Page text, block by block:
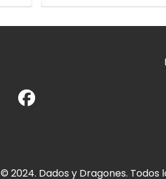
© 2024. Dados y Dragones. Todos